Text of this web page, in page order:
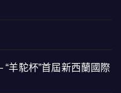
羊駝杯”首屆新西蘭國際